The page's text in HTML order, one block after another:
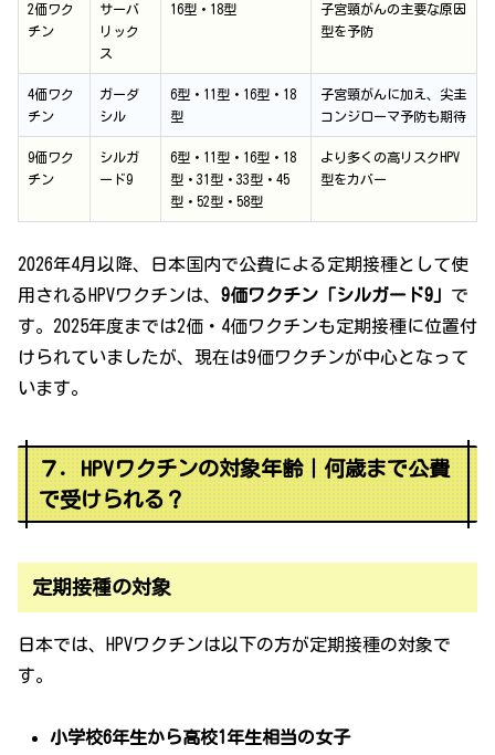
2価ワク
チン
サーバ
リック
ス
16型・18型
子宮頸がんの主要な原因
型を予防
4価ワク
チン
ガーダ
シル
6型・11型・16型・18
型
子宮頸がんに加え、尖圭
コンジローマ予防も期待
9価ワク
チン
シルガ
ード9
6型・11型・16型・18
型・31型・33型・45
型・52型・58型
より多くの高リスクHPV
型をカバー
2026年4月以降、日本国内で公費による定期接種として使
用されるHPVワクチンは、 9価ワクチン「シルガード9」 で
す。2025年度までは2価・4価ワクチンも定期接種に位置付
けられていましたが、現在は9価ワクチンが中心となって
います。
７．HPVワクチンの対象年齢｜何歳まで公費
で受けられる？
定期接種の対象
日本では、HPVワクチンは以下の方が定期接種の対象で
す。
小学校6年生から高校1年生相当の女子